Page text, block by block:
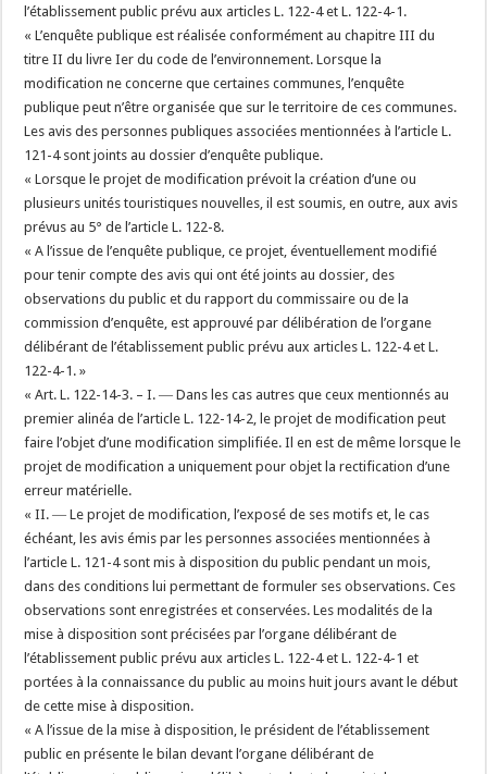
l’établissement public prévu aux articles L. 122-4 et L. 122-4-1.
« L’enquête publique est réalisée conformément au chapitre III du
titre II du livre Ier du code de l’environnement. Lorsque la
modification ne concerne que certaines communes, l’enquête
publique peut n’être organisée que sur le territoire de ces communes.
Les avis des personnes publiques associées mentionnées à l’article L.
121-4 sont joints au dossier d’enquête publique.
« Lorsque le projet de modification prévoit la création d’une ou
plusieurs unités touristiques nouvelles, il est soumis, en outre, aux avis
prévus au 5° de l’article L. 122-8.
« A l’issue de l’enquête publique, ce projet, éventuellement modifié
pour tenir compte des avis qui ont été joints au dossier, des
observations du public et du rapport du commissaire ou de la
commission d’enquête, est approuvé par délibération de l’organe
délibérant de l’établissement public prévu aux articles L. 122-4 et L.
122-4-1. »
« Art. L. 122-14-3. – I. ― Dans les cas autres que ceux mentionnés au
premier alinéa de l’article L. 122-14-2, le projet de modification peut
faire l’objet d’une modification simplifiée. Il en est de même lorsque le
projet de modification a uniquement pour objet la rectification d’une
erreur matérielle.
« II. ― Le projet de modification, l’exposé de ses motifs et, le cas
échéant, les avis émis par les personnes associées mentionnées à
l’article L. 121-4 sont mis à disposition du public pendant un mois,
dans des conditions lui permettant de formuler ses observations. Ces
observations sont enregistrées et conservées. Les modalités de la
mise à disposition sont précisées par l’organe délibérant de
l’établissement public prévu aux articles L. 122-4 et L. 122-4-1 et
portées à la connaissance du public au moins huit jours avant le début
de cette mise à disposition.
« A l’issue de la mise à disposition, le président de l’établissement
public en présente le bilan devant l’organe délibérant de